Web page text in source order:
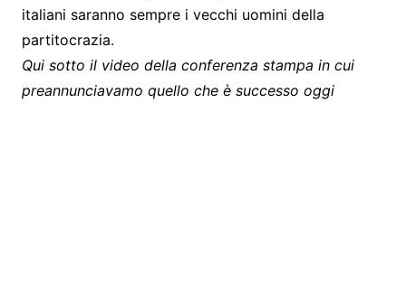
italiani saranno sempre i vecchi uomini della
partitocrazia.
Qui sotto il video della conferenza stampa in cui
preannunciavamo quello che è successo oggi